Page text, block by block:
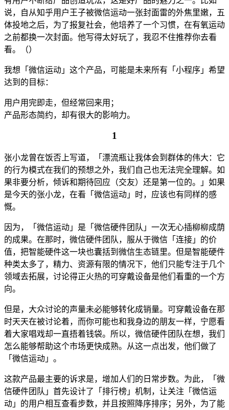
说，自从知乎用户王子被微信运动一张封面雷的外焦里嫩，五
体投地之后，为了报复社会，他培养了一个习惯，在有氧运动
之前都换一次封面。他写得太好玩了，我忍不住推荐你去看
看。（）
我想「微信运动」这个产品，可能是未来所有「小程序」希望
达到的目标：
用户用完即走，但经常回来用；
产品形态简约，却有很大的影响力。
1
张小龙曾在饭否上写道，「漂流瓶让我体会到群体的伟大：它
的行为模式在我们的预想之外，我们自己也无法完全理解。如
果非要分析，倾诉和期待回应（交友）还是第一位的。」如果
是今天的张小龙，在看「微信运动」时，应该也有同样的感
慨。
因为，「微信运动」是「微信硬件团队」一次无心插柳柳成荫
的成果。在那时，微信硬件团队，服从于微信「连接」的价
值，把智能硬件这一块也囊括到微信生态链里。但是智能硬件
种类太多了，精力、资源有限的情况下，他们只能专注于几个
领域去拓展，讨论得正火热的可穿戴设备是他们看重的一个方
向。
但是，大众讨论的声量未必能够转化成销量。可穿戴设备在那
时天天在被讨论着，而你可能也和我身边的朋友一样，宁愿看
着大家唱戏却一直捂着钱袋。所以，微信硬件团队在想，我们
怎么能够帮助这个市场更快成熟。从这一点出发，他们做了
「微信运动」。
这款产品最主要的诉求是，增加人们的日常步数。为此，「微
信硬件团队」首先设计了「排行榜」机制，让关注「微信运
动」的用户相互查看步数，并且按照降序排序；另外，为了能